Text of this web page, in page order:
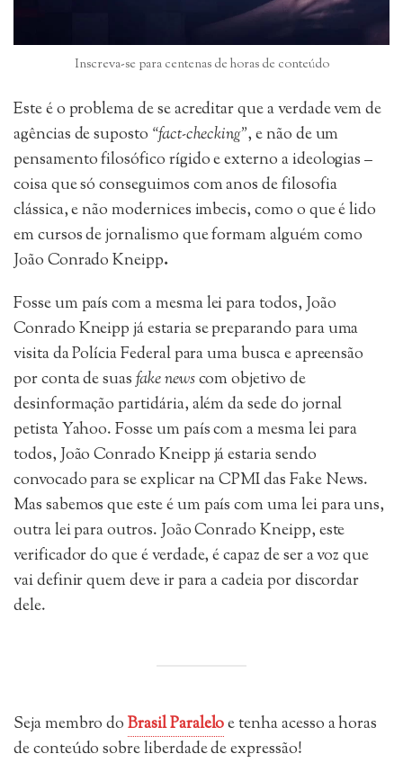
Inscreva-se para centenas de horas de conteúdo
Este é o problema de se acreditar que a verdade vem de
agências de suposto “fact-checking”, e não de um
pensamento filosófico rígido e externo a ideologias –
coisa que só conseguimos com anos de filosofia
clássica, e não modernices imbecis, como o que é lido
em cursos de jornalismo que formam alguém como
João Conrado Kneipp.
Fosse um país com a mesma lei para todos, João
Conrado Kneipp já estaria se preparando para uma
visita da Polícia Federal para uma busca e apreensão
por conta de suasfake newscom objetivo de
desinformação partidária, além da sede do jornal
petista Yahoo. Fosse um país com a mesma lei para
todos, João Conrado Kneipp já estaria sendo
convocado para se explicar na CPMI das Fake News.
Mas sabemos que este é um país com uma lei para uns,
outra lei para outros. João Conrado Kneipp, este
verificador do que é verdade, é capaz de ser a voz que
vai definir quem deve ir para a cadeia por discordar
dele.
Seja membro doBrasil Paraleloe tenha acesso a horas
de conteúdo sobre liberdade de expressão!